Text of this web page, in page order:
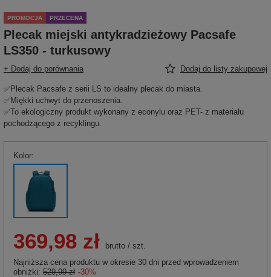
PROMOCJA PRZECENA
Plecak miejski antykradzieżowy Pacsafe
LS350 - turkusowy
+ Dodaj do porównania Dodaj do listy zakupowej
✅Plecak Pacsafe z serii LS to idealny plecak do miasta.
✅Miękki uchwyt do przenoszenia.
✅To ekologiczny produkt wykonany z econylu oraz PET- z materiału
pochodzącego z recyklingu.
Kolor
369,98 zł brutto / szt.
Najniższa cena produktu w okresie 30 dni przed wprowadzeniem
obniżki: 529,99 zł -30%